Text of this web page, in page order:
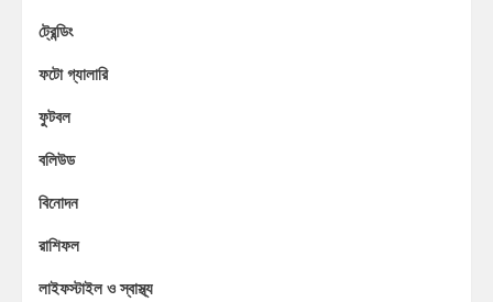
ট্রেন্ডিং
ফটো গ্যালারি
ফুটবল
বলিউড
বিনোদন
রাশিফল
লাইফস্টাইল ও স্বাস্থ্য